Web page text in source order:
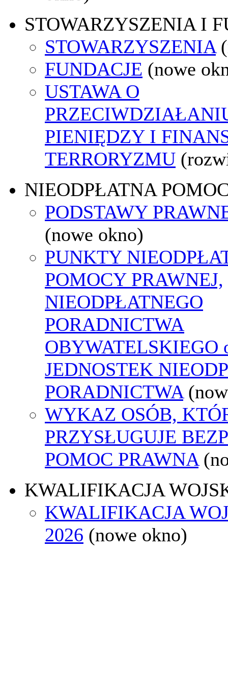
STOWARZYSZENIA I
STOWARZYSZENIA
FUNDACJE (nowe
USTAWA O
PIENIĘDZY I
TERRORYZMU
NIEODPŁATNA
PODSTAWY
(nowe okno)
PUNKTY
POMOCY PRAWNEJ,
NIEODPŁATNEGO
PORADNICTWA
OBYWATELSKIEGO
JEDNOSTEK
PORADNICTWA
WYKAZ OSÓB,
PRZYSŁUGUJE
POMOC PRAWNA
KWALIFIKACJA
KWALIFIKACJA
2026 (nowe okno)